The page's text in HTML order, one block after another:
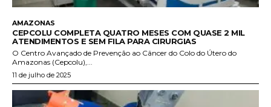
AMAZONAS
CEPCOLU COMPLETA QUATRO MESES COM QUASE 2 MIL
ATENDIMENTOS E SEM FILA PARA CIRURGIAS
O Centro Avançado de Prevenção ao Câncer do Colo do Útero do
Amazonas (Cepcolu),...
11 de julho de 2025